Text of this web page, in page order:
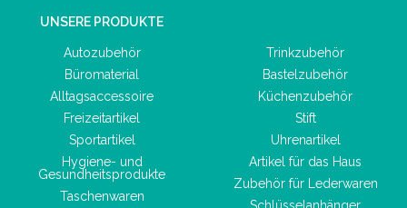
UNSERE PRODUKTE
Autozubehör
Büromaterial
Alltagsaccessoire
Freizeitartikel
Sportartikel
Hygiene- und
Gesundheitsprodukte
Taschenwaren
Trinkzubehör
Bastelzubehör
Küchenzubehör
Stift
Uhrenartikel
Artikel für das Haus
Zubehör für Lederwaren